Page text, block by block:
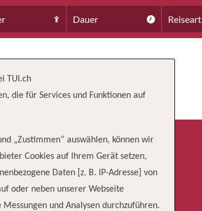
Dauer Reiseart
LÄNGE
443 FUSS
TUI.ch
die für Services und Funktionen auf
„Zustimmen“ auswählen, können wir
Cookies auf Ihrem Gerät setzen,
Daten [z. B. IP-Adresse] von
oder neben unserer Webseite
und Analysen durchzuführen.